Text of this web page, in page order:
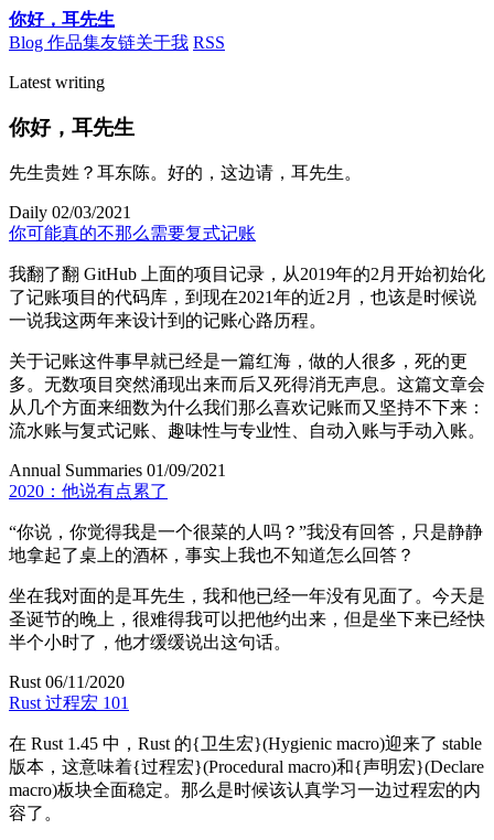
你好， 耳先生
Blog 作品集友链关于我 RSS
Latest writing
你好， 耳先生
先生贵姓 ？ 耳东陈。 好的 ， 这边请 ， 耳先生。
Daily 02/03/2021
你可能真的不那么需要复式记账
我翻了翻 GitHub 上面的项目记录 ， 从2019年的2月开始初始化
了记账项目的代码库 ， 到现在2021年的近2月 ， 也该是时候说
一说我这两年来设计到的记账心路历程。
关于记账这件事早就已经是一篇红海 ， 做的人很多 ， 死的更
多。 无数项目突然涌现出来而后又死得消无声息。 这篇文章会
从几个方面来细数为什么我们那么喜欢记账而又坚持不下来 ：
流水账与复式记账、 趣味性与专业性、 自动入账与手动入账。
Annual Summaries 01/09/2021
2020 ： 他说有点累了
“你说 ， 你觉得我是一个很菜的人吗 ？ ”我没有回答 ， 只是静静
地拿起了桌上的酒杯 ， 事实上我也不知道怎么回答 ？
坐在我对面的是耳先生 ， 我和他已经一年没有见面了。 今天是
圣诞节的晚上 ， 很难得我可以把他约出来 ， 但是坐下来已经快
半个小时了 ， 他才缓缓说出这句话。
Rust 06/11/2020
Rust 过程宏 101
在 Rust 1.45 中 ， Rust 的{卫生宏}(Hygienic macro)迎来了 stable
版本 ， 这意味着{过程宏}(Procedural macro)和{声明宏}(Declare
macro)板块全面稳定。 那么是时候该认真学习一边过程宏的内
容了。